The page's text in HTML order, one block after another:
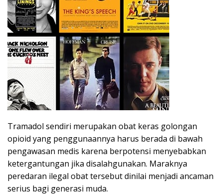
Tramadol sendiri merupakan obat keras golongan
opioid yang penggunaannya harus berada di bawah
pengawasan medis karena berpotensi menyebabkan
ketergantungan jika disalahgunakan. Maraknya
peredaran ilegal obat tersebut dinilai menjadi ancaman
serius bagi generasi muda.